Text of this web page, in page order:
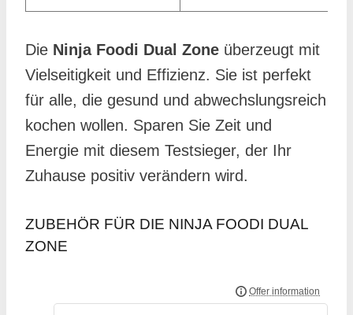
Die Ninja Foodi Dual Zone überzeugt mit
Vielseitigkeit und Effizienz. Sie ist perfekt
für alle, die gesund und abwechslungsreich
kochen wollen. Sparen Sie Zeit und
Energie mit diesem Testsieger, der Ihr
Zuhause positiv verändern wird.
ZUBEHÖR FÜR DIE NINJA FOODI DUAL
ZONE